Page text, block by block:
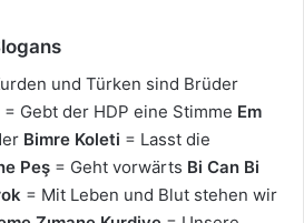
und Türken sind Brüder
= Gebt der HDP eine Stimme Em
Bimre Koleti = Lasst die
Peş = Geht vorwärts Bi Can Bi
= Mit Leben und Blut stehen wir